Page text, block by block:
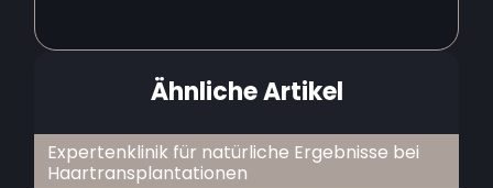
Ähnliche Artikel
Expertenklinik für natürliche Ergebnisse bei
Haartransplantationen